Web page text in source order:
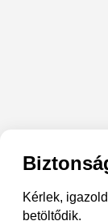
Kérlek,
betöltődik.